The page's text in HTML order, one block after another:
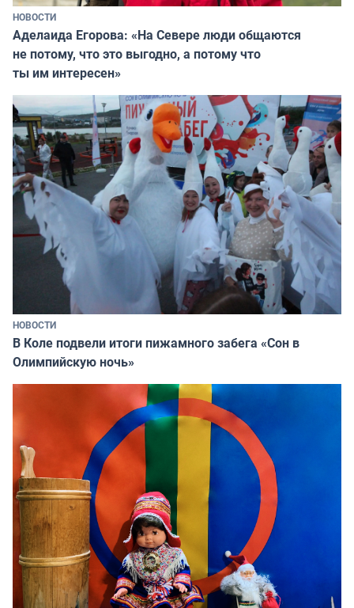
НОВОСТИ
Аделаида Егорова: «На Севере люди общаются
не потому, что это выгодно, а потому что
ты им интересен»
НОВОСТИ
В Коле подвели итоги пижамного забега «Сон в
Олимпийскую ночь»